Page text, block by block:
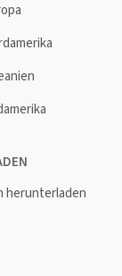
herunterladen